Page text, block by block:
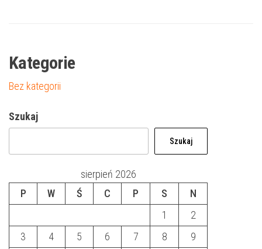
Kategorie
Bez kategorii
Szukaj
Szukaj
sierpień 2026
P
W Ś C P S
N
1
2
3
4 5 6 7 8 9